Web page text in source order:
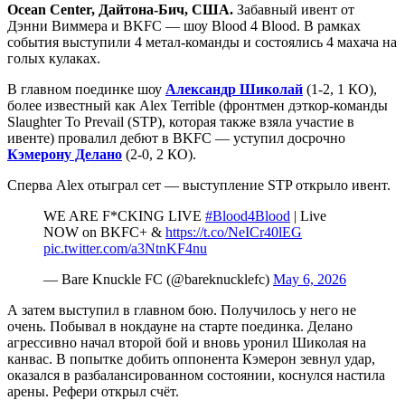
Ocean Center, Дайтона-Бич, США. Забавный ивент от
Дэнни Виммера и BKFC — шоу Blood 4 Blood. В рамках
события выступили 4 метал-команды и состоялись 4 махача на
голых кулаках.
В главном поединке шоу Александр Шиколай (1-2, 1 КО),
более известный как Alex Terrible (фронтмен дэткор-команды
Slaughter To Prevail (STP), которая также взяла участие в
ивенте) провалил дебют в BKFC — уступил досрочно
Кэмерону Делано (2-0, 2 КО).
Сперва Alex отыграл сет — выступление STP открыло ивент.
WE ARE F*CKING LIVE #Blood4Blood | Live
NOW on BKFC+ & https://t.co/NeICr40lEG
pic.twitter.com/a3NtnKF4nu
— Bare Knuckle FC (@bareknucklefc) May 6, 2026
А затем выступил в главном бою. Получилось у него не
очень. Побывал в нокдауне на старте поединка. Делано
агрессивно начал второй бой и вновь уронил Шиколая на
канвас. В попытке добить оппонента Кэмерон зевнул удар,
оказался в разбалансированном состоянии, коснулся настила
арены. Рефери открыл счёт.